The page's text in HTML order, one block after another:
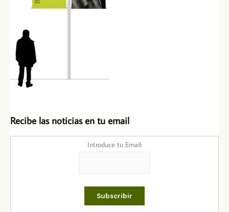
Recibe las noticias en tu email
Introduce tu Email: